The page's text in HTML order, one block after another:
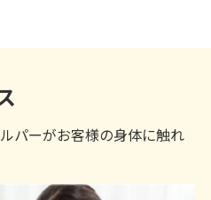
パーがお客様の身体に触れ